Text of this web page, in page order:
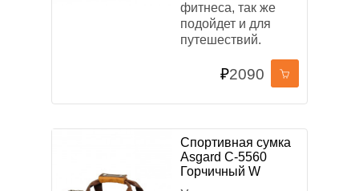
фитнеса, так же
подойдет и для
путешествий.
₽2090
Спортивная сумка
Asgard С-5560
Горчичный W